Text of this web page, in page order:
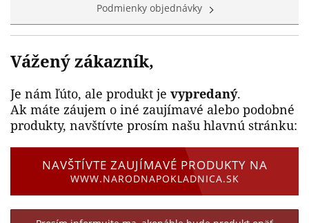
Podmienky objednávky
Vážený zákazník,
Je nám ľúto, ale produkt je vypredaný.
Ak máte záujem o iné zaujímavé alebo podobné
produkty, navštívte prosím našu hlavnú stránku:
NAVŠTÍVTE ZAUJÍMAVÉ PRODUKTY NA
WWW.NARODNAPOKLADNICA.SK